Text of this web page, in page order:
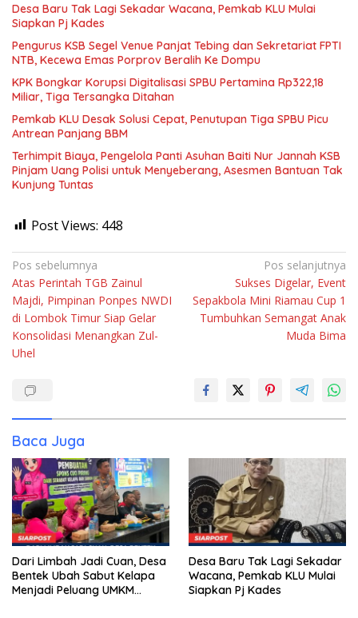
Desa Baru Tak Lagi Sekadar Wacana, Pemkab KLU Mulai
Siapkan Pj Kades
Pengurus KSB Segel Venue Panjat Tebing dan Sekretariat FPTI
NTB, Kecewa Emas Porprov Beralih Ke Dompu
KPK Bongkar Korupsi Digitalisasi SPBU Pertamina Rp322,18
Miliar, Tiga Tersangka Ditahan
Pemkab KLU Desak Solusi Cepat, Penutupan Tiga SPBU Picu
Antrean Panjang BBM
Terhimpit Biaya, Pengelola Panti Asuhan Baiti Nur Jannah KSB
Pinjam Uang Polisi untuk Menyeberang, Asesmen Bantuan Tak
Kunjung Tuntas
Post Views: 448
Navigasi
pos
Pos sebelumnya
Atas Perintah TGB Zainul
Majdi, Pimpinan Ponpes NWDI
di Lombok Timur Siap Gelar
Konsolidasi Menangkan Zul-
Uhel
Pos selanjutnya
Sukses Digelar, Event
Sepakbola Mini Riamau Cup 1
Tumbuhkan Semangat Anak
Muda Bima
Baca Juga
Dari Limbah Jadi Cuan, Desa
Bentek Ubah Sabut Kelapa
Menjadi Peluang UMKM
Desa Baru Tak Lagi Sekadar
Wacana, Pemkab KLU Mulai
Siapkan Pj Kades